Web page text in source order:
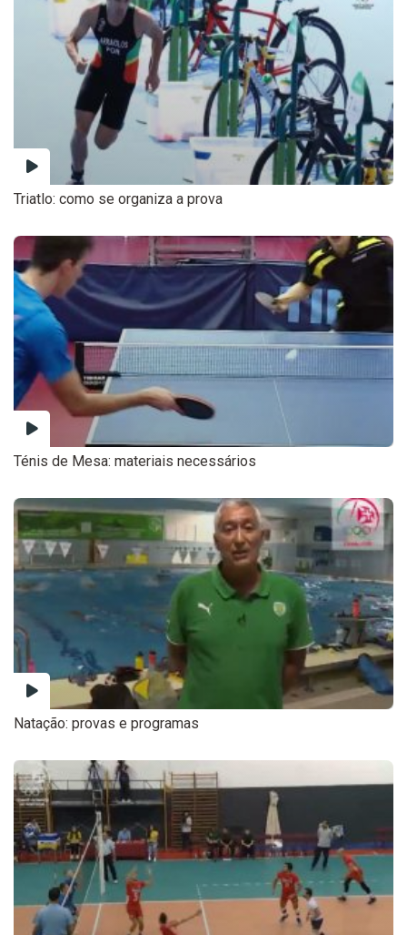
Triatlo: como se organiza a prova
Ténis de Mesa: materiais necessários
Natação: provas e programas